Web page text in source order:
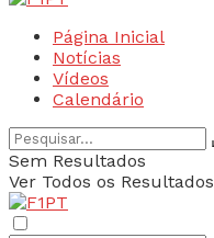
Página Inicial
Notícias
Vídeos
Calendário
Sem Resultados
Ver Todos os Resultados